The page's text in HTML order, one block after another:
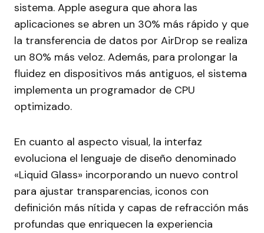
sistema. Apple asegura que ahora las
aplicaciones se abren un 30% más rápido y que
la transferencia de datos por AirDrop se realiza
un 80% más veloz. Además, para prolongar la
fluidez en dispositivos más antiguos, el sistema
implementa un programador de CPU
optimizado.
En cuanto al aspecto visual, la interfaz
evoluciona el lenguaje de diseño denominado
«Liquid Glass» incorporando un nuevo control
para ajustar transparencias, iconos con
definición más nítida y capas de refracción más
profundas que enriquecen la experiencia